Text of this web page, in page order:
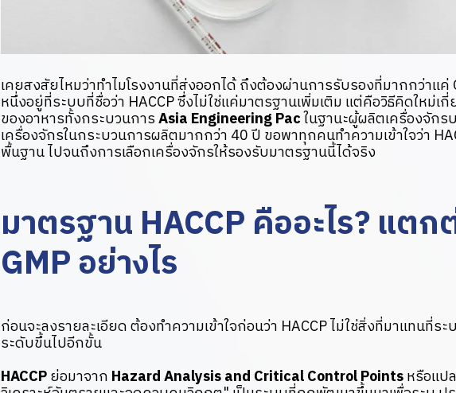
เคยสงสัยไหมว่าทำไมโรงงานที่ส่งออกได้ ถึงต้องผ่านการรับรองที่มากกว่าแค่
หนึ่งอยู่ที่ระบบที่ชื่อว่า HACCP ซึ่งไม่ใช่แค่มาตรฐานเพิ่มเติม แต่คือวิธีคิดใหม่
ของอาหารทั้งกระบวนการAsia Engineering Pacในฐานะผู้ผลิตเครื่องจัก
เครื่องจักรในกระบวนการผลิตมากกว่า 40 ปี ขอพาทุกคนทำความเข้าใจว่า
พื้นฐาน ไปจนถึงการเลือกเครื่องจักรให้รองรับมาตรฐานนี้ได้จริง
มาตรฐาน HACCP คืออะไร? แตก
GMP อย่างไร
ก่อนจะลงรายละเอียด ต้องทำความเข้าใจก่อนว่า HACCP ไม่ใช่สิ่งที่มาแทนที่ร
ระดับขึ้นไปอีกขั้น
HACCPย่อมาจาก Hazard Analysis and Critical Control Pointsหรือแป